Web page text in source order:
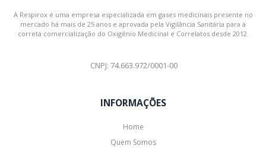
A Respirox é uma empresa especializada em gases medicinais presente no
mercado há mais de 25 anos e aprovada pela Vigilância Sanitária para a
correta comercialização do Oxigênio Medicinal e Correlatos desde 2012.
CNPJ: 74.663.972/0001-00
INFORMAÇÕES
Home
Quem Somos